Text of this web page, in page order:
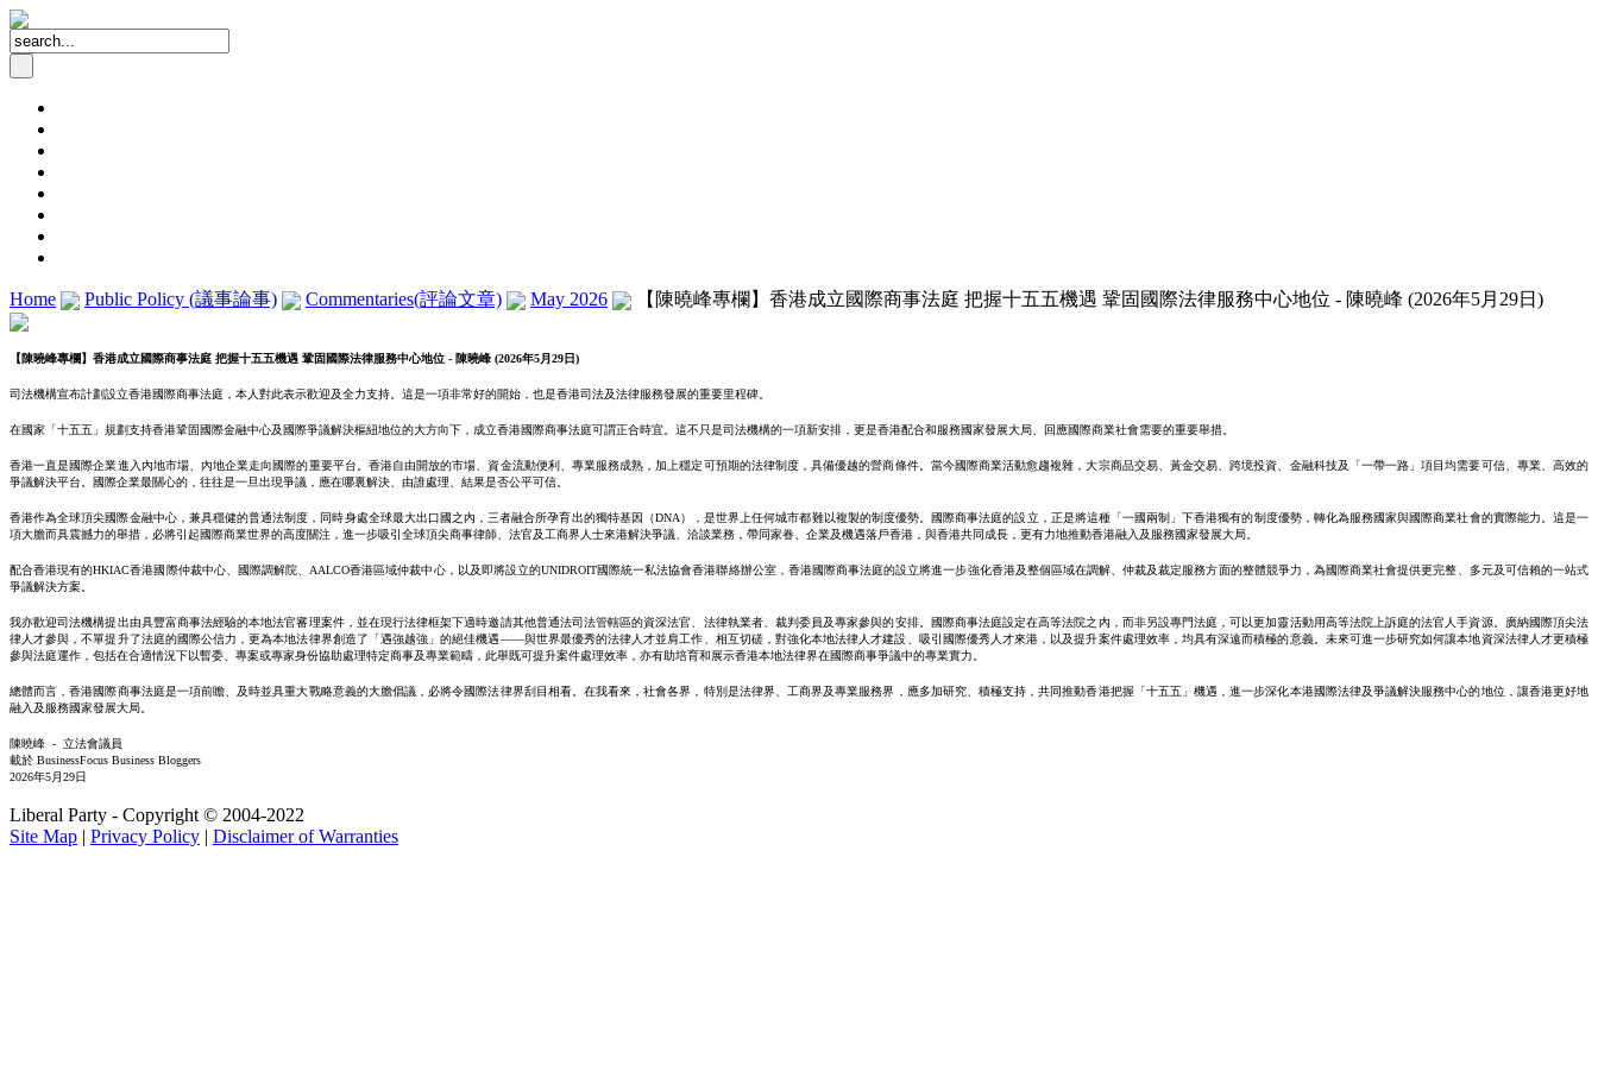
Home Public Policy (議事論事) Commentaries(評論文章) May 2026 【陳曉峰專欄】香港成立國際商事法庭 把握十五五機遇 鞏固國際法律服務中心地位 - 陳曉峰 (2026年5月29日)
【陳曉峰專欄】香港成立國際商事法庭 把握十五五機遇 鞏固國際法律服務中心地位 - 陳曉峰 (2026年5月 29日)
司法機構宣布計劃設立香港國際商事法庭，本人對此表示歡迎及全力支持。這是一項非常好的開始，也是香港司法及法律服務發展的重要里程碑。
在國家「十五五」規劃支持香港鞏固國際金融中心及國際爭議解決樞紐地位的大方向下，成立香港國際商事法庭可謂正合時宜。這不只是司法機構的一項新安排，更是香港配合和服務國家發展大局、回應國際商業社會需要的重要舉措。
香港一直是國際企業進入內地市場、內地企業走向國際的重要平台。香港自由開放的市場、資金流動便利、專業服務成熟，加上穩定可預期的法律制度，具備優越的營商條件。當今國際商業活動愈趨複雜，大宗商品交易、黃金交易、跨境投資、金融科技及「一帶一路」項目均需要可信、專業、高效的
爭議解決平台。國際企業最關心的，往往是一旦出現爭議，應在哪裏解決、由誰處理、結果是否公平可信。
香港作為全球頂尖國際金融中心，兼具穩健的普通法制度，同時身處全球最大出口國之內，三者融合所孕育出的獨特基因（DNA），是世界上任何城市都難以複製的制度優勢。國際商事法庭的設立，正是將這種「一國兩制」下香港獨有的制度優勢，轉化為服務國家與國際商業社會的實際能力。這是一
項大膽而具震撼力的舉措，必將引起國際商業世界的高度關注，進一步吸引全球頂尖商事律師、法官及工商界人士來港解決爭議、洽談業務，帶同家眷、企業及機遇落戶香港，與香港共同成長，更有力地推動香港融入及服務國家發展大局。
配合香港現有的HKIAC香港國際仲裁中心、國際調解院、AALCO香港區域仲裁中心，以及即將設立的UNIDROIT國際統一私法協會香港聯絡辦公室，香港國際商事法庭的設立將進一步強化香港及整個區域在調解、仲裁及裁定服務方面的整體競爭力，為國際商業社會提供更完整、多元及可信賴的一站式
爭議解決方案。
我亦歡迎司法機構提出由具豐富商事法經驗的本地法官審理案件，並在現行法律框架下適時邀請其他普通法司法管轄區的資深法官、法律執業者、裁判委員及專家參與的安排。國際商事法庭設定在高等法院之內，而非另設專門法庭，可以更加靈活動用高等法院上訴庭的法官人手資源。廣納國際頂尖法
律人才參與，不單提升了法庭的國際公信力，更為本地法律界創造了「遇強越強」的絕佳機遇——與世界最優秀的法律人才並肩工作、相互切磋，對強化本地法律人才建設、吸引國際優秀人才來港，以及提升案件處理效率，均具有深遠而積極的意義。未來可進一步研究如何讓本地資深法律人才更積極
參與法庭運作，包括在合適情況下以暫委、專案或專家身份協助處理特定商事及專業範疇，此舉既可提升案件處理效率，亦有助培育和展示香港本地法律界在國際商事爭議中的專業實力。
總體而言，香港國際商事法庭是一項前瞻、及時並具重大戰略意義的大膽倡議，必將令國際法律界刮目相看。在我看來，社會各界，特別是法律界、工商界及專業服務界，應多加研究、積極支持，共同推動香港把握「十五五」機遇，進一步深化本港國際法律及爭議解決服務中心的地位，讓香港更好地
融入及服務國家發展大局。
陳曉峰 - 立法會議員
載於 BusinessFocus Business Bloggers
2026年5月29日
Liberal Party - Copyright © 2004-2022
Site Map | Privacy Policy | Disclaimer of Warranties